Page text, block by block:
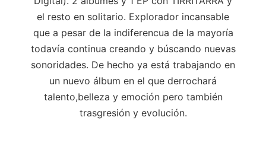
Mi
Aitona
falleció
hace
20
el resto en solitario. Explorador incansable
que a pesar de la indiferencua de la mayoría
todavía continua creando y búscando nuevas
sonoridades. De hecho ya está trabajando en
un nuevo álbum en el que derrochará
talento,belleza y emoción pero también
trasgresión y evolución.